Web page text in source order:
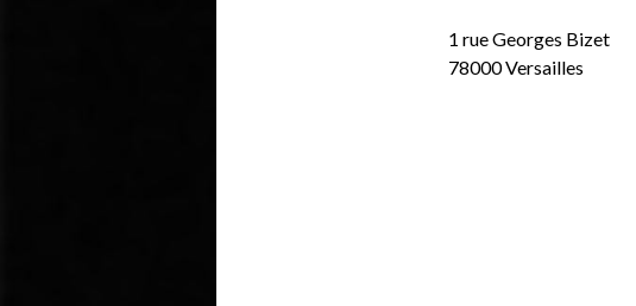
1 rue Georges Bizet
78000 Versailles